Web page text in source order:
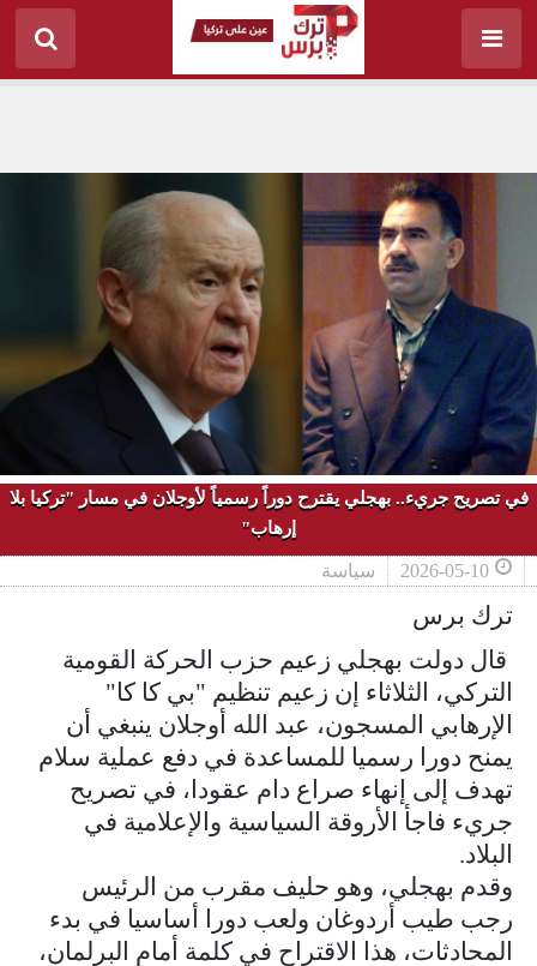
في تصريح جريء.. بهجلي يقترح دوراً رسمياً لأوجلان في مسار "تركيا بلا
إرهاب"
2026-05-10 سياسة
ترك برس
قال دولت بهجلي زعيم حزب الحركة القومية
التركي، الثلاثاء إن زعيم تنظيم "بي كا كا"
الإرهابي المسجون، عبد الله أوجلان ينبغي أن
يمنح دورا ​رسميا للمساعدة في دفع عملية سلام
تهدف إلى إنهاء صراع ‌دام عقودا، في تصريح
جريء فاجأ الأروقة السياسية والإعلامية في
البلاد.
وقدم بهجلي، وهو حليف مقرب من الرئيس
رجب طيب أردوغان ولعب دورا أساسيا في بدء
المحادثات، هذا الاقتراح في كلمة أمام البرلمان،